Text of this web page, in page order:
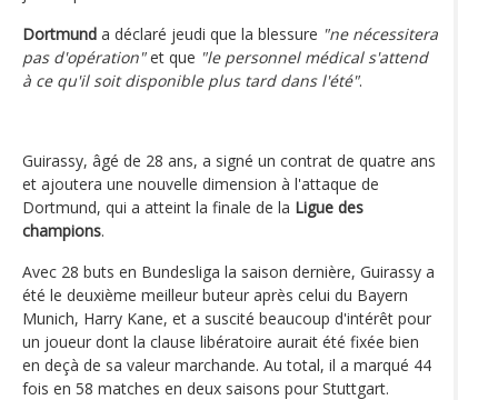
Dortmund a déclaré jeudi que la blessure "ne nécessitera
pas d'opération"et que "le personnel médical s'attend
à ce qu'il soit disponible plus tard dans l'été".
Guirassy, âgé de 28 ans, a signé un contrat de quatre ans
et ajoutera une nouvelle dimension à l'attaque de
Dortmund, qui a atteint la finale de la Ligue des
champions.
Avec 28 buts en Bundesliga la saison dernière, Guirassy a
été le deuxième meilleur buteur après celui du Bayern
Munich, Harry Kane, et a suscité beaucoup d'intérêt pour
un joueur dont la clause libératoire aurait été fixée bien
en deçà de sa valeur marchande. Au total, il a marqué 44
fois en 58 matches en deux saisons pour Stuttgart.